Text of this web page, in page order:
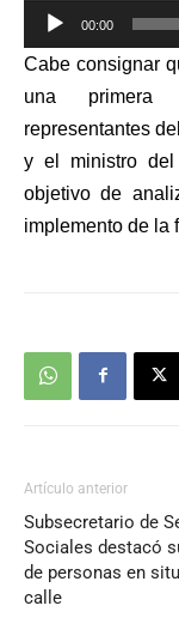
Reproductor
de
audio
00:00
Cabe consignar
una primera
representantes
y el ministro del
objetivo de
implemento de la
Artículo anterior
Subsecretario de
Sociales destacó
de personas en
calle